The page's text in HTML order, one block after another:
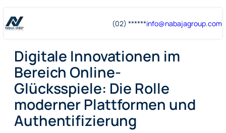
Skip
to
Skip
to
(02) ******info@nabajagroup.com
Digitale Innovationen im
Bereich Online-
Glücksspiele: Die Rolle
moderner Plattformen und
Authentifizierung